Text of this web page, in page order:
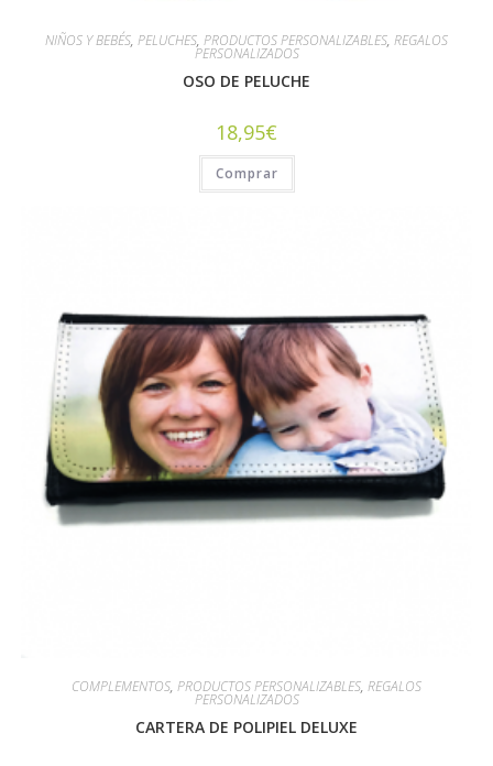
NIÑOS Y BEBÉS, PELUCHES, PRODUCTOS PERSONALIZABLES, REGALOS
PERSONALIZADOS
OSO DE PELUCHE
18,95€
Comprar
COMPLEMENTOS, PRODUCTOS PERSONALIZABLES, REGALOS
PERSONALIZADOS
CARTERA DE POLIPIEL DELUXE